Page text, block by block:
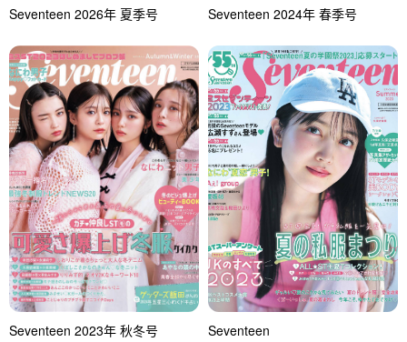
Seventeen 2026年 夏季号 Seventeen 2024年 春季号
Seventeen 2023年 秋冬号 Seventeen